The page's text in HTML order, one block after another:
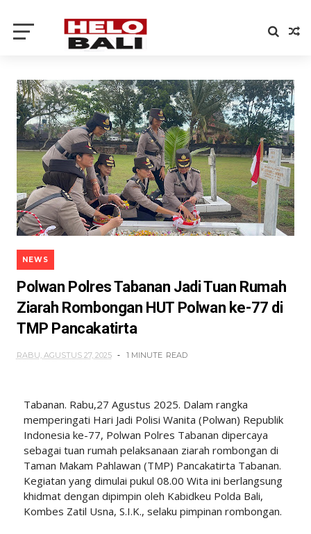
NEWS
Polwan Polres Tabanan Jadi Tuan Rumah
Ziarah Rombongan HUT Polwan ke-77 di
TMP Pancakatirta
RABU, AGUSTUS 27, 2025 1 MINUTE READ
Tabanan. Rabu,27 Agustus 2025. Dalam rangka
memperingati Hari Jadi Polisi Wanita (Polwan) Republik
Indonesia ke-77, Polwan Polres Tabanan dipercaya
sebagai tuan rumah pelaksanaan ziarah rombongan di
Taman Makam Pahlawan (TMP) Pancakatirta Tabanan.
Kegiatan yang dimulai pukul 08.00 Wita ini berlangsung
khidmat dengan dipimpin oleh Kabidkeu Polda Bali,
Kombes Zatil Usna, S.I.K., selaku pimpinan rombongan.